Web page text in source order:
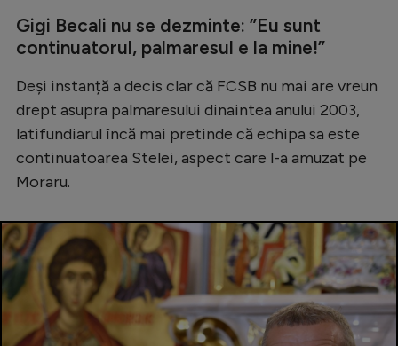
Gigi Becali nu se dezminte: ”Eu sunt
continuatorul, palmaresul e la mine!”
Deși instanță a decis clar că FCSB nu mai are vreun
drept asupra palmaresului dinaintea anului 2003,
latifundiarul încă mai pretinde că echipa sa este
continuatoarea Stelei, aspect care l-a amuzat pe
Moraru.